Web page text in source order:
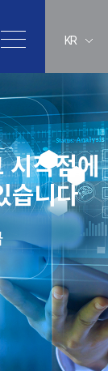
KR
시작점에
습니다